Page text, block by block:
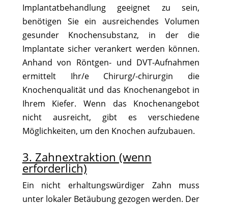
Implantatbehandlung geeignet zu sein,
benötigen Sie ein ausreichendes Volumen
gesunder Knochensubstanz, in der die
Implantate sicher verankert werden können.
Anhand von Röntgen- und DVT-Aufnahmen
ermittelt Ihr/e Chirurg/-chirurgin die
Knochenqualität und das Knochenangebot in
Ihrem Kiefer. Wenn das Knochenangebot
nicht ausreicht, gibt es verschiedene
Möglichkeiten, um den Knochen aufzubauen.
3. Zahnextraktion (wenn
erforderlich)
Ein nicht erhaltungswürdiger Zahn muss
unter lokaler Betäubung gezogen werden. Der